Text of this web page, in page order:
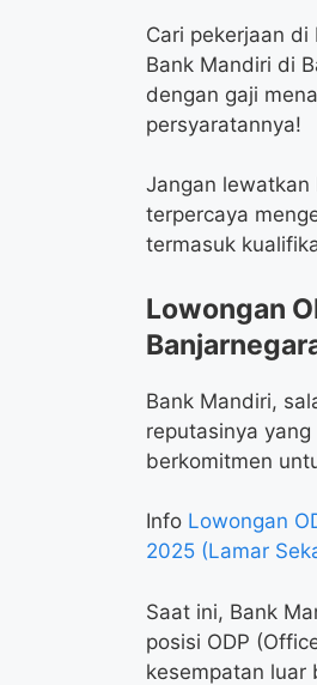
Cari pekerjaan di
Bank Mandiri di
dengan gaji
persyaratannya!
Jangan lewatkan
terpercaya
termasuk
Lowongan
Bank Mandiri,
reputasinya
berkomitmen
Info Lowongan
2025 (Lamar
Saat ini, Bank
posisi ODP
kesempatan luar